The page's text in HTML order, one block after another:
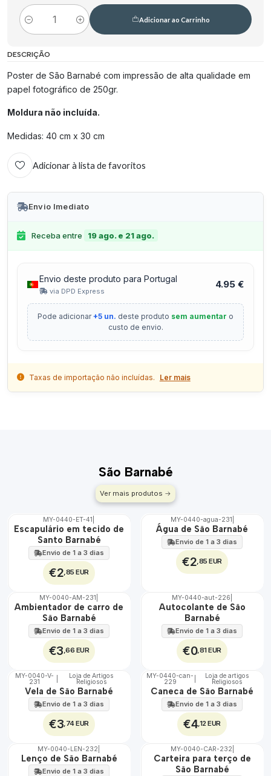
Quantidade
Adicionar ao Carrinho
DESCRIÇÃO
Poster de São Barnabé com impressão de alta qualidade em
papel fotográfico de 250gr.
Moldura não incluída.
Medidas: 40 cm x 30 cm
Adicionar à lista de favoritos
Envio Imediato
Receba entre 19 ago. e 21 ago.
Envio deste produto para Portugal
via DPD Express
4.95 €
Pode adicionar+5 un. deste produto sem aumentar o
custo de envio.
Taxas de importação não incluídas. Ler mais
São Barnabé
Ver mais produtos
🇵🇹
100%
ÁGUA
MY-0440-ET-41
Escapulário em tecido de
Santo Barnabé
Envio de 1 a 3 dias
€2,85 EUR
🇵🇹
100%
MY-0440-agua-231
Água de São Barnabé
Envio de 1 a 3 dias
€2,85 EUR
🇵🇹
MY-0040-AM-231
Ambientador de carro de
São Barnabé
Envio de 1 a 3 dias
€3,66 EUR
🇵🇹
MY-0440-aut-226
Autocolante de São
Barnabé
Envio de 1 a 3 dias
€0,81 EUR
🇵🇹
100%
MY-0040-V-
231
Loja de Artigos
Religiosos
Vela de São Barnabé
Envio de 1 a 3 dias
€3,74 EUR
🇵🇹
100%
MY-0440-can-
229
Loja de artigos
Religiosos
Caneca de São Barnabé
Envio de 1 a 3 dias
€4,12 EUR
🇵🇹
100%
MY-0040-LEN-232
Lenço de São Barnabé
Envio de 1 a 3 dias
🇵🇹
MY-0040-CAR-232
Carteira para terço de
São Barnabé